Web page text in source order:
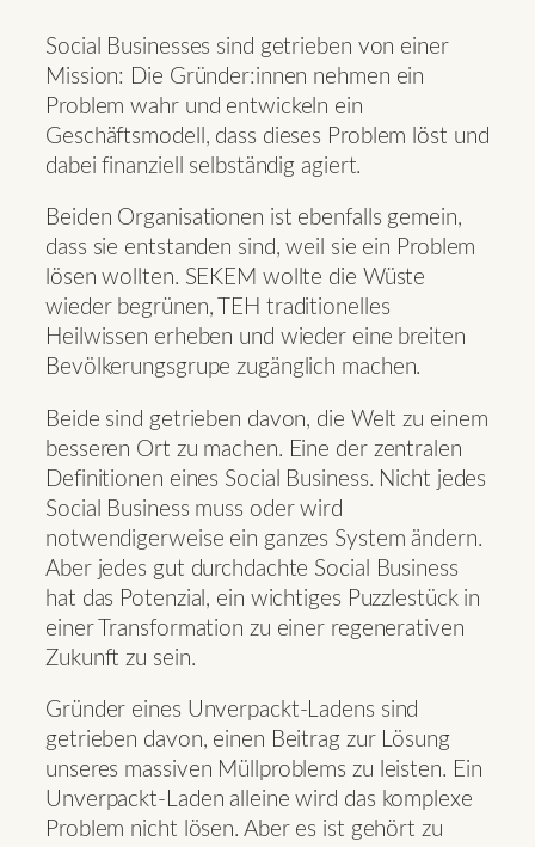
Social Businesses sind getrieben von einer
Mission: Die Gründer:innen nehmen ein
Problem wahr und entwickeln ein
Geschäftsmodell, dass dieses Problem löst und
dabei finanziell selbständig agiert.
Beiden Organisationen ist ebenfalls gemein,
dass sie entstanden sind, weil sie ein Problem
lösen wollten. SEKEM wollte die Wüste
wieder begrünen, TEH traditionelles
Heilwissen erheben und wieder eine breiten
Bevölkerungsgrupe zugänglich machen.
Beide sind getrieben davon, die Welt zu einem
besseren Ort zu machen. Eine der zentralen
Definitionen eines Social Business. Nicht jedes
Social Business muss oder wird
notwendigerweise ein ganzes System ändern.
Aber jedes gut durchdachte Social Business
hat das Potenzial, ein wichtiges Puzzlestück in
einer Transformation zu einer regenerativen
Zukunft zu sein.
Gründer eines Unverpackt-Ladens sind
getrieben davon, einen Beitrag zur Lösung
unseres massiven Müllproblems zu leisten. Ein
Unverpackt-Laden alleine wird das komplexe
Problem nicht lösen. Aber es ist gehört zu